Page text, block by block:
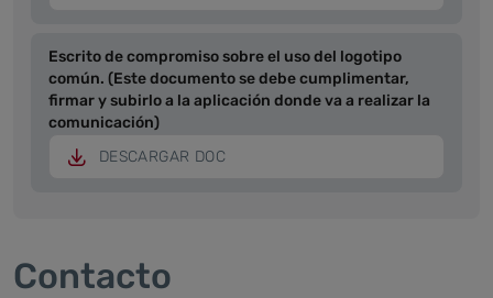
Escrito de compromiso sobre el uso del logotipo
común. (Este documento se debe cumplimentar,
firmar y subirlo a la aplicación donde va a realizar la
comunicación)
DESCARGAR DOC
Contacto